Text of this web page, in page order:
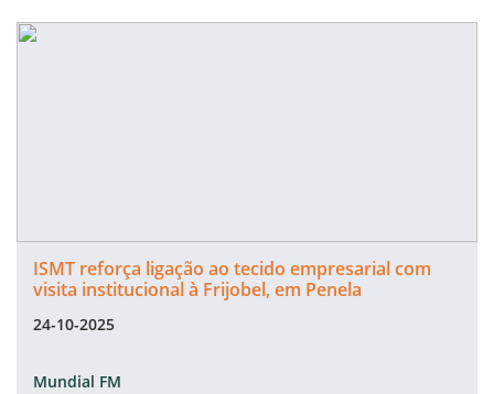
ISMT reforça ligação ao tecido empresarial com
visita institucional à Frijobel, em Penela
24-10-2025
Mundial FM